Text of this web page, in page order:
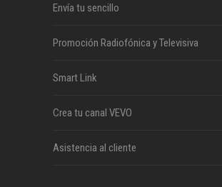
Envía tu sencillo
Promoción Radiofónica y Televisiva
Smart Link
Crea tu canal VEVO
Asistencia al cliente